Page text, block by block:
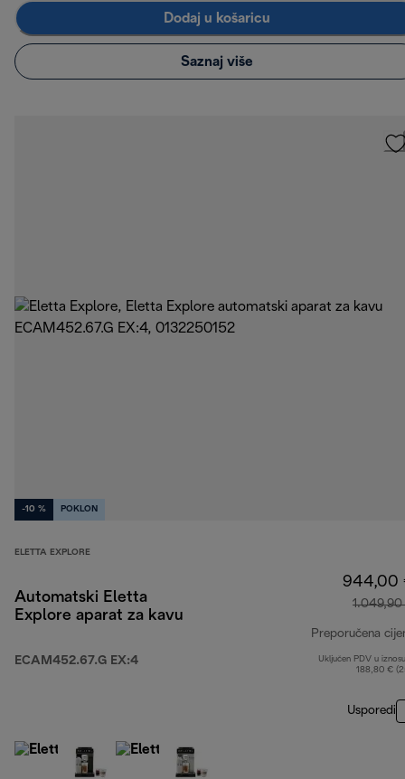
Dodaj u košaricu
Saznaj više
-10 % POKLON
ELETTA EXPLORE
Automatski Eletta
Explore aparat za kavu
ECAM452.67.G EX:4
944,00
Preporučena
Uključen PDV u
188,80 €
Usporedi